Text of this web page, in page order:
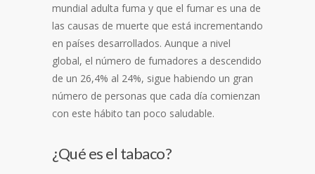
mundial adulta fuma y que el fumar es una de
las causas de muerte que está incrementando
en países desarrollados. Aunque a nivel
global, el número de fumadores a descendido
de un 26,4% al 24%, sigue habiendo un gran
número de personas que cada día comienzan
con este hábito tan poco saludable.
¿Qué es el tabaco?